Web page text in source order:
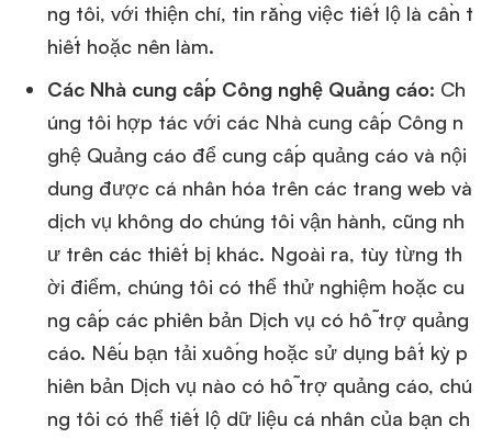
ng tôi, với thiện chí, tin rằng việc tiết lộ là cần t
hiết hoặc nên làm.
Các Nhà cung cấp Công nghệ Quảng cáo: Ch
úng tôi hợp tác với các Nhà cung cấp Công n
ghệ Quảng cáo để cung cấp quảng cáo và nội
dung được cá nhân hóa trên các trang web và
dịch vụ không do chúng tôi vận hành, cũng nh
ư trên các thiết bị khác. Ngoài ra, tùy từng th
ời điểm, chúng tôi có thể thử nghiệm hoặc cu
ng cấp các phiên bản Dịch vụ có hỗ trợ quảng
cáo. Nếu bạn tải xuống hoặc sử dụng bất kỳ p
hiên bản Dịch vụ nào có hỗ trợ quảng cáo, chú
ng tôi có thể tiết lộ dữ liệu cá nhân của bạn ch